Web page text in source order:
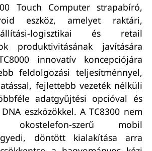
Touch Computer strapabíró,
eszköz, amelyet raktári,
logisztikai és retail
produktivitásának javítására
innovatív koncepciójára
feldolgozási teljesítménnyel,
fejlettebb vezeték nélküli
adatgyűjtési opcióval és
eszközökkel. A TC8300 nem
okostelefon-szerű mobil
döntött kialakítása arra